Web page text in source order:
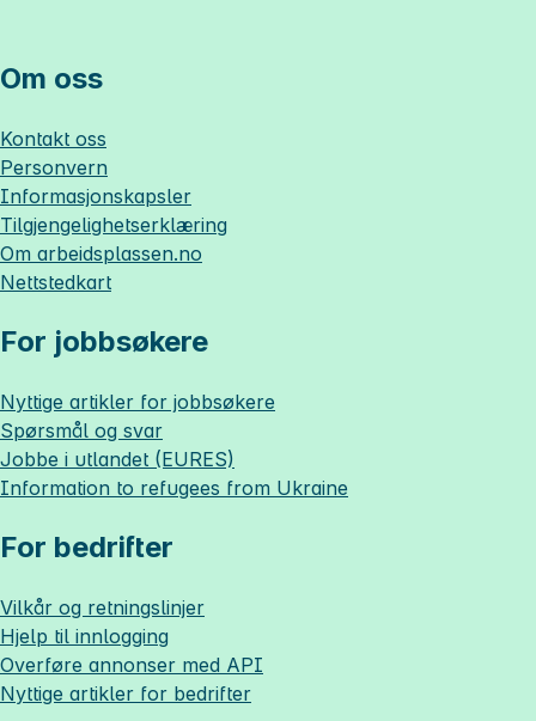
Om oss
Kontakt oss
Personvern
Informasjonskapsler
Tilgjengelighetserklæring
Om arbeidsplassen.no
Nettstedkart
For jobbsøkere
Nyttige artikler for jobbsøkere
Spørsmål og svar
Jobbe i utlandet (EURES)
Information to refugees from Ukraine
For bedrifter
Vilkår og retningslinjer
Hjelp til innlogging
Overføre annonser med API
Nyttige artikler for bedrifter